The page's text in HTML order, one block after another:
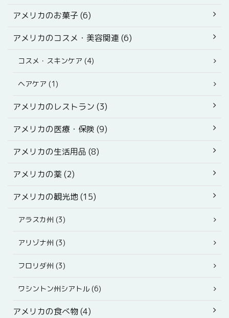
アメリカのお菓子 (6)
アメリカのコスメ・美容関連 (6)
コスメ・スキンケア (4)
ヘアケア (1)
アメリカのレストラン (3)
アメリカの医療・保険 (9)
アメリカの生活用品 (8)
アメリカの薬 (2)
アメリカの観光地 (15)
アラスカ州 (3)
アリゾナ州 (3)
フロリダ州 (3)
ワシントン州シアトル (6)
アメリカの食べ物 (4)